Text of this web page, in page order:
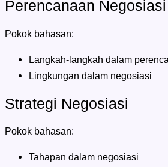
Perencanaan Negosiasi
Pokok bahasan:
Langkah-langkah dalam
Lingkungan dalam negosiasi
Strategi Negosiasi
Pokok bahasan:
Tahapan dalam negosiasi